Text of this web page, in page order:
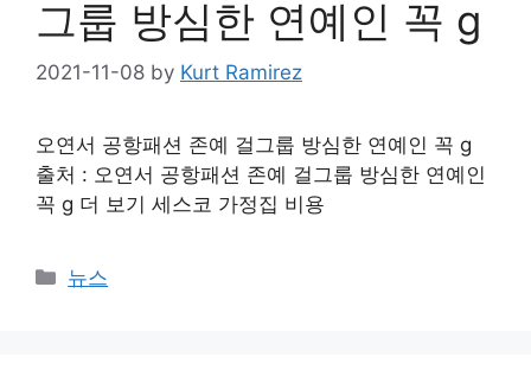
그룹 방심한 연예인 꼭 g
2021-11-08 by Kurt Ramirez
오연서 공항패션 존예 걸그룹 방심한 연예인 꼭 g
출처 : 오연서 공항패션 존예 걸그룹 방심한 연예인
꼭 g 더 보기 세스코 가정집 비용
Categories
뉴스